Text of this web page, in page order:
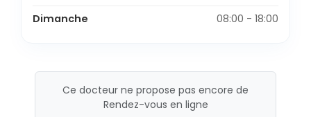
Dimanche
08:00 - 18:00
Ce docteur ne propose pas encore de
Rendez-vous en ligne